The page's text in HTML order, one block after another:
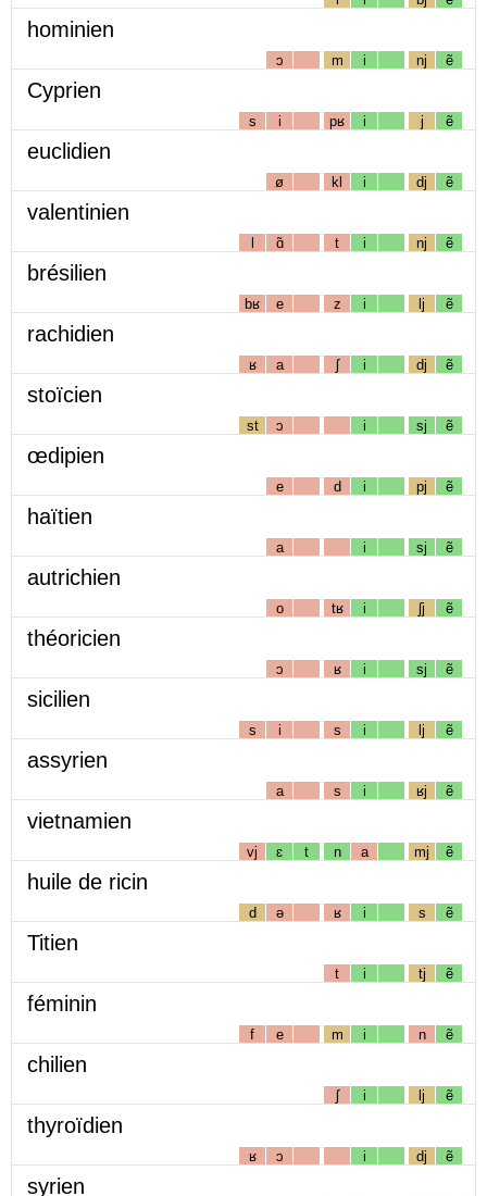
hominien
ɔ m i nj ẽ
Cyprien
s i pʁ i j ẽ
euclidien
ø kl i dj ẽ
valentinien
l ɑ̃ t i nj ẽ
brésilien
bʁ e z i lj ẽ
rachidien
ʁ a ʃ i dj ẽ
stoïcien
st ɔ i sj ẽ
œdipien
e d i pj ẽ
haïtien
a i sj ẽ
autrichien
o tʁ i ʃj ẽ
théoricien
ɔ ʁ i sj ẽ
sicilien
s i s i lj ẽ
assyrien
a s i ʁj ẽ
vietnamien
vj ɛ t n a mj ẽ
huile de ricin
d ə ʁ i s ẽ
Titien
t i tj ẽ
féminin
f e m i n ẽ
chilien
ʃ i lj ẽ
thyroïdien
ʁ ɔ i dj ẽ
syrien